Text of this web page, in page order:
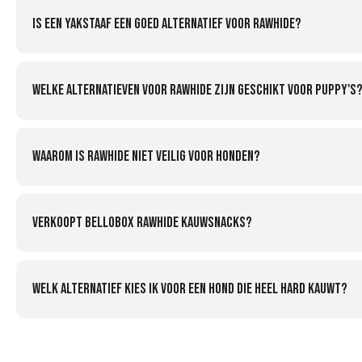
Is een yakstaaf een goed alternatief voor rawhide?
Welke alternatieven voor rawhide zijn geschikt voor puppy's?
Waarom is rawhide niet veilig voor honden?
Verkoopt Bellobox rawhide kauwsnacks?
Welk alternatief kies ik voor een hond die heel hard kauwt?